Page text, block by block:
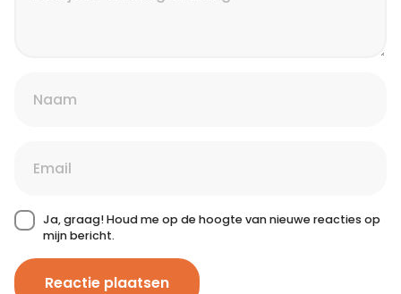
Ja, graag! Houd me op de hoogte van nieuwe reacties op
mijn bericht.
Reactie plaatsen